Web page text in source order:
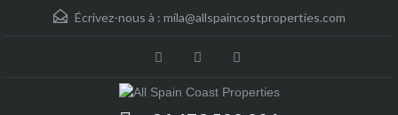
Écrivez-nous à : mila@allspaincostproperties.com